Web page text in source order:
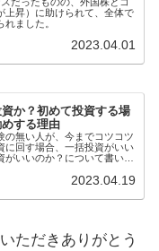
上昇）に助けられて、全体で
ました。
2023.04.01
か？初めて投資する場
する理由
の無い人が、今までコツコツ
に回す場合、一括投資がいい
いいのか？について書いて
2023.04.19
ただきありがとう